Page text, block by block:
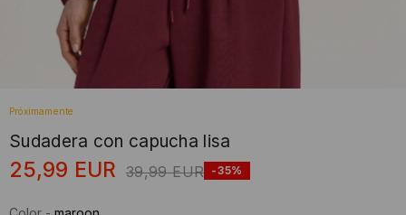
Próximamente
Sudadera con capucha lisa
25,99 EUR 39,99 EUR -35%